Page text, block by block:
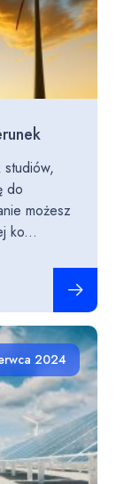
studiów,
do
możesz
ko...
2024